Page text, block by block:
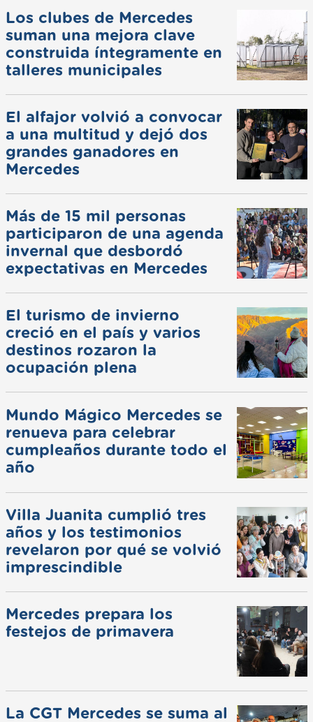
Los clubes de Mercedes
suman una mejora clave
construida íntegramente en
talleres municipales
El alfajor volvió a convocar
a una multitud y dejó dos
grandes ganadores en
Mercedes
Más de 15 mil personas
participaron de una agenda
invernal que desbordó
expectativas en Mercedes
El turismo de invierno
creció en el país y varios
destinos rozaron la
ocupación plena
Mundo Mágico Mercedes se
renueva para celebrar
cumpleaños durante todo el
año
Villa Juanita cumplió tres
años y los testimonios
revelaron por qué se volvió
imprescindible
Mercedes prepara los
festejos de primavera
La CGT Mercedes se suma al